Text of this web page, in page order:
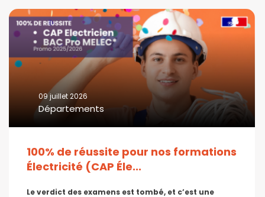
09 juillet 2026
Départements
100% de réussite pour nos formations
Électricité (CAP Éle...
Le verdict des examens est tombé, et c’est une